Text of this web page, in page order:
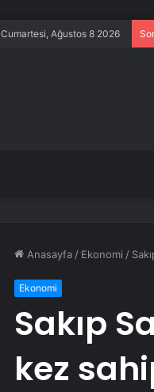
Cumartesi, Ağustos 8 2026
Anasayfa / Ekonomi /
Ekonomi
Sakıp
kez